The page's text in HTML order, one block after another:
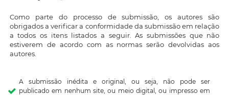
Como parte do processo de submissão, os autores são
obrigados a verificar a conformidade da submissão em relação
a todos os itens listados a seguir. As submissões que não
estiverem de acordo com as normas serão devolvidas aos
autores.
A submissão inédita e original, ou seja, não pode ser
publicado em nenhum site, ou meio digital, ou impresso em